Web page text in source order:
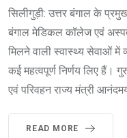
सिलीगुड़ी: उत्तर बंगाल के
बंगाल मेडिकल कॉलेज एवं
मिलने वाली स्वास्थ्य सेवाओं में
कई महत्वपूर्ण निर्णय लिए हैं।
एवं परिवहन राज्य मंत्री
READ MORE